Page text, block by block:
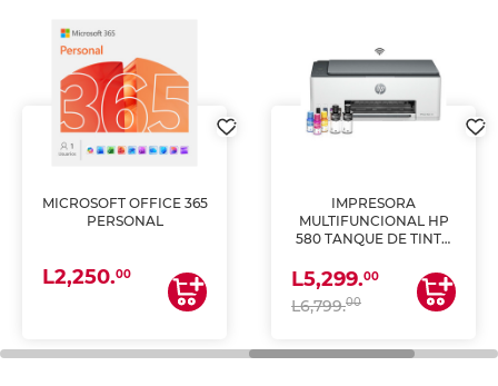
MICROSOFT OFFICE 365
PERSONAL
L2,250.00
IMPRESORA
MULTIFUNCIONAL HP
580 TANQUE DE TINTA
ESCANEA)
L5,299.00
L6,799.00